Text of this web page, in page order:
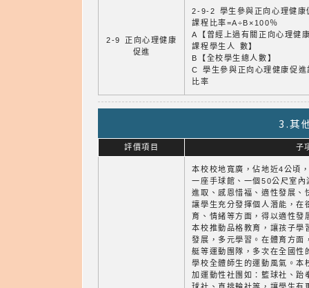
2-9 正向心理健康
促進
2-9-2 學生參與正向心理健康
課程比率=A÷B×100％
A【曾經上過有關正向心理健
課程學生人 數】
B【全校學生總人數】
C 學生參與正向心理健康促進
比率
3.其
評價項目 子
本校校地寬廣，佔地近4公頃
一座手球館、一個50公尺室
進取、感恩惜福、適性發展、
讓學生充分發揮個人潛能，在
育、情緒等方面，得以適性發
本校推動品格教育，讓孩子學
發展，多元學習。在體育方面
艇等運動團隊，多次在全國性
學校全體師生的運動風氣。本
加運動性社團如：籃球社、跆